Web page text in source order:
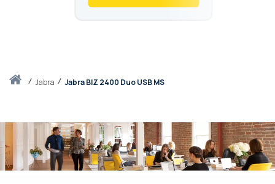
Thuisjabra Jabra BIZ 2400 Duo USB MS